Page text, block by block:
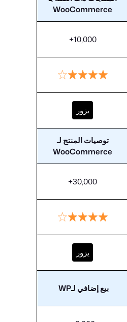
WooCommerce
10,000+
يزور
توصيات المنتج لـ
WooCommerce
30,000+
يزور
بيع إضافي لـWP